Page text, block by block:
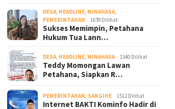
DESA, HEADLINE, MINAHASA,
PEMERINTAHAN
1639 Dilihat
Sukses Memimpin, Petahana
Hukum Tua Lann…
DESA, HEADLINE, MINAHASA 1540 Dilihat
Teddy Momongan Lawan
Petahana, Siapkan R…
PEMERINTAHAN, SANGIHE 1512 Dilihat
Internet BAKTI Kominfo Hadir di